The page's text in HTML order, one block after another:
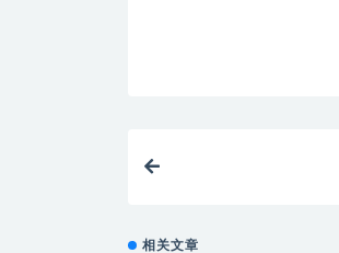
相关文章